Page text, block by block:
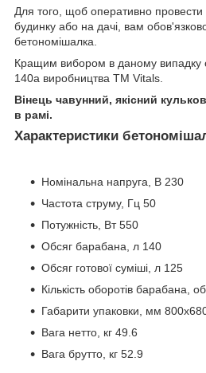
Для того, щоб оперативно провести
будинку або на дачі, вам
бетономішалка.
Кращим вибором в даному випадку
140a виробництва ТМ Vitals.
Вінець чавунний, якісний
в рамі.
Характеристики
Номінальна напруга, В 230
Частота струму, Гц 50
Потужність, Вт 550
Обсяг барабана, л 140
Обсяг готової суміші, л 125
Кількість оборотів барабана,
Габарити упаковки, мм
Вага нетто, кг 49.6
Вага брутто, кг 52.9